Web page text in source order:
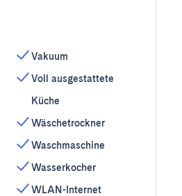
Vakuum
Voll ausgestattete
Küche
Wäschetrockner
Waschmaschine
Wasserkocher
WLAN-Internet